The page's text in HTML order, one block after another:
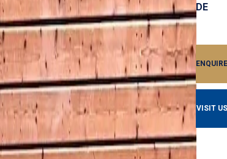
DE
ENQUIRE
VISIT US